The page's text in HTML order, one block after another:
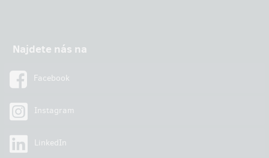
Najdete nás na
Facebook
Instagram
LinkedIn